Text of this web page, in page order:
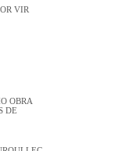
VIR
OBRA
DE